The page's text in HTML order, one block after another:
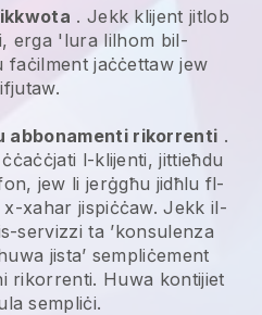
. Jekk klijent jitlob
erga 'lura lilhom bil-
faċilment jaċċettaw jew
abbonamenti rikorrenti .
l-klijenti, jittieħdu
jew li jerġgħu jidħlu fl-
xahar jispiċċaw.Jekk il-
servizzi ta ’konsulenza
jista’ sempliċement
rikorrenti. Huwa kontijiet
sempliċi.